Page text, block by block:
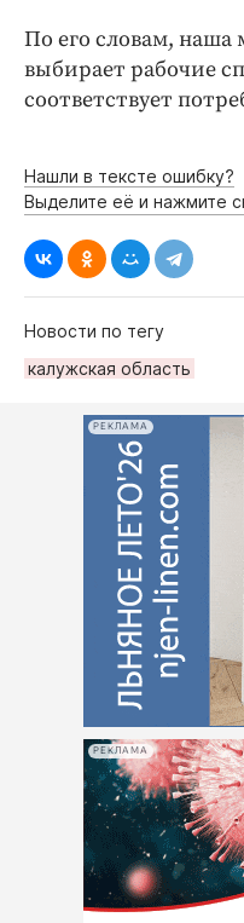
По его словам, наша
выбирает рабочие
соответствует
Нашли в тексте ошибку?
Выделите её и нажмите
Новости по тегу
калужская область
РЕКЛАМА
РЕКЛАМА